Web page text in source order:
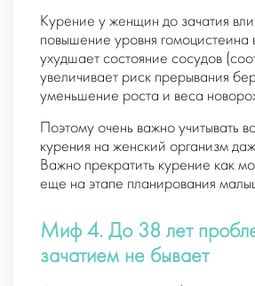
Курение у женщин до зачатия
повышение уровня гомоцистеина
ухудшает состояние сосудов
увеличивает риск прерывания
уменьшение роста и веса
Поэтому очень важно учитывать
курения на женский организм
Важно прекратить курение как
еще на этапе планирования
Миф 4. До 38 лет
зачатием не бывает